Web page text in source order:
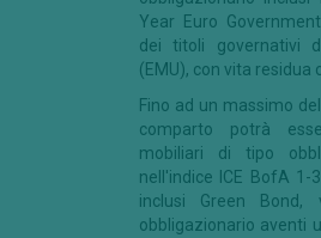
Year Euro
dei titoli governativi
(EMU), con vita residua
Fino ad un massimo
comparto potrà
mobiliari di tipo
nell'indice ICE BofA 1-
inclusi Green
obbligazionario aventi